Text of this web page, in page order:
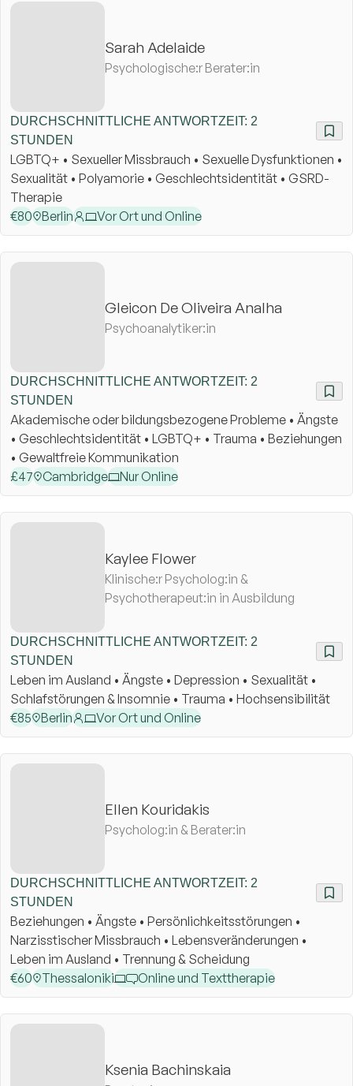
Sarah Adelaide
Psychologische:r Berater:in
DURCHSCHNITTLICHE ANTWORTZEIT: 2
STUNDEN
LGBTQ+ • Sexueller Missbrauch • Sexuelle Dysfunktionen •
Sexualität • Polyamorie • Geschlechtsidentität • GSRD-
Therapie
€80 Berlin Vor Ort und Online
Gleicon De Oliveira Analha
Psychoanalytiker:in
DURCHSCHNITTLICHE ANTWORTZEIT: 2
STUNDEN
Akademische oder bildungsbezogene Probleme • Ängste
• Geschlechtsidentität • LGBTQ+ • Trauma • Beziehungen
• Gewaltfreie Kommunikation
£47 Cambridge Nur Online
Kaylee Flower
Klinische:r Psycholog:in &
Psychotherapeut:in in Ausbildung
DURCHSCHNITTLICHE ANTWORTZEIT: 2
STUNDEN
Leben im Ausland • Ängste • Depression • Sexualität •
Schlafstörungen & Insomnie • Trauma • Hochsensibilität
€85 Berlin Vor Ort und Online
Ellen Kouridakis
Psycholog:in & Berater:in
DURCHSCHNITTLICHE ANTWORTZEIT: 2
STUNDEN
Beziehungen • Ängste • Persönlichkeitsstörungen •
Narzisstischer Missbrauch • Lebensveränderungen •
Leben im Ausland • Trennung & Scheidung
€60 Thessaloniki Online und Texttherapie
Ksenia Bachinskaia